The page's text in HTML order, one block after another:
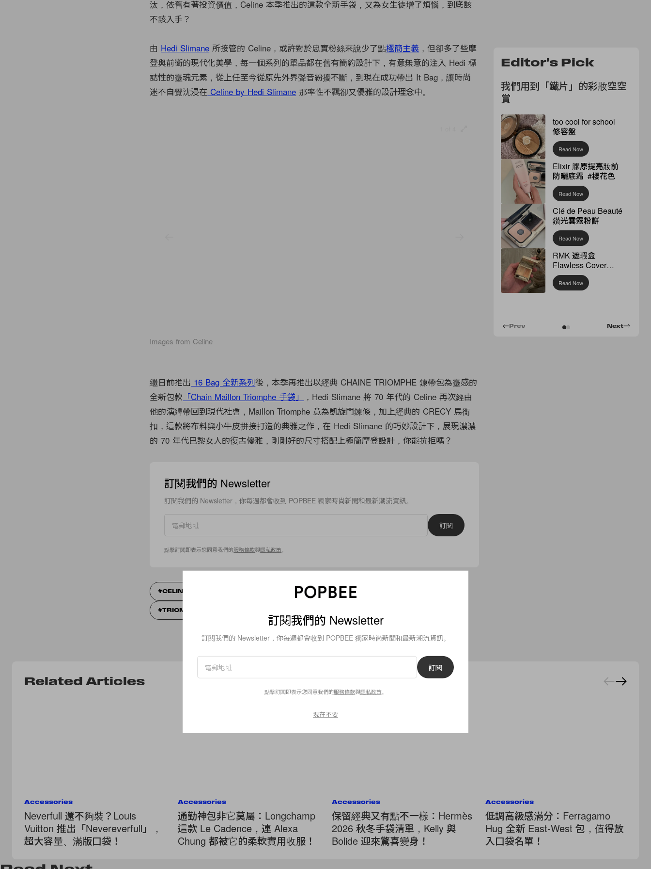
汰，依舊有著投資價值，Celine 本季推出的這款全新手袋，又為女生徒增了煩惱，到底該
不該入手？
由 Hedi Slimane 所接管的 Celine，或許對於忠實粉絲來說少了點極簡主義 ，但卻多了些摩
登與前衛的現代化美學，每一個系列的單品都在舊有簡約設計下，有意無意的注入 Hedi 標
誌性的靈魂元素，從上任至今從原先外界聲音紛擾不斷，到現在成功帶出 It Bag，讓時尚
迷不自覺沈浸在 Celine by Hedi Slimane 那率性不羈卻又優雅的設計理念中。
Images from Celine
繼日前推出 16 Bag 全新系列後，本季再推出以經典 CHAINE TRIOMPHE 鍊帶包為靈感的
全新包款 「Chain Maillon Triomphe 手袋」
，Hedi Slimane 將 70 年代的 Celine 再次經由
他的演繹帶回到現代社會，Maillon Triomphe 意為凱旋門鍊條，加上經典的 CRECY 馬銜
扣，這款將布料與小牛皮拼接打造的典雅之作，在 Hedi Slimane 的巧妙設計下，展現濃濃
的 70 年代巴黎女人的復古優雅，剛剛好的尺寸搭配上極簡摩登設計，你能抗拒嗎？
訂閱我們的 Newsletter
訂閱我們的 Newsletter，你每週都會收到 POPBEE 獨家時尚新聞和最新潮流資訊。
訂閱
點擊訂閱即表示您同意我們的服務條款與隱私政策。
CELINE HANDBAGS 手袋
TRIOMPHE BAG
Editor's Pick
我們用到「鐵片」的彩妝空空
賞
too cool for school
修容盤
Read Now
Elixir 膠原提亮妝前
防曬底霜 #櫻花色
Read Now
Clé de Peau Beauté
鑽光雲霧粉餅
Read Now
RMK 遮瑕盒
Flawless Cover
Concealer
Read Now
Next
Prev
Related Articles
Accessories
Neverfull 還不夠裝？Louis
Vuitton 推出「Nevereverfull」，
超大容量、滿版口袋！
Accessories
通勤神包非它莫屬：Longchamp
這款 Le Cadence，連 Alexa
Chung 都被它的柔軟實用收服！
Accessories
保留經典又有點不一樣：Hermès
2026 秋冬手袋清單，Kelly 與
Bolide 迎來驚喜變身！
Accessories
低調高級感滿分：Ferragamo
Hug 全新 East-West 包，值得放
入口袋名單！
訂閱我們的 Newsletter
訂閱我們的 Newsletter，你每週都會收到 POPBEE 獨家時尚新聞和最新潮流資訊。
訂閱
點擊訂閱即表示您同意我們的服務條款與隱私政策
現在不要